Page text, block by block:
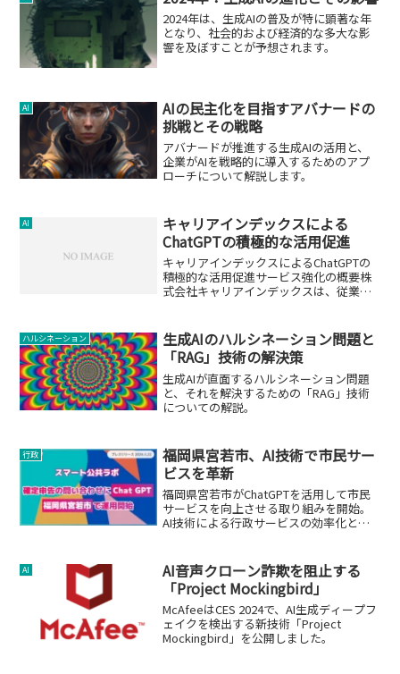
2024年は、生成AIの普及が特に顕著な年
となり、社会的および経済的な多大な影
響を及ぼすことが予想されます。
AI
AIの民主化を目指すアバナードの
挑戦とその戦略
アバナードが推進する生成AIの活用と、
企業がAIを戦略的に導入するためのアプ
ローチについて解説します。
AI
キャリアインデックスによる
ChatGPTの積極的な活用促進
キャリアインデックスによるChatGPTの
積極的な活用促進サービス強化の概要株
式会社キャリアインデックスは、従業員
その積極的な活用を促進すること...
ハルシネーション
生成AIのハルシネーション問題と
「RAG」技術の解決策
生成AIが直面するハルシネーション問題
と、それを解決するための「RAG」技術
についての解説。
行政
福岡県宮若市、AI技術で市民サー
ビスを革新
福岡県宮若市がChatGPTを活用して市民
サービスを向上させる取り組みを開始。
AI技術による行政サービスの効率化と品
AI
AI音声クローン詐欺を阻止する
「Project Mockingbird」
McAfeeはCES 2024で、AI生成ディープフ
ェイクを検出する新技術「Project
Mockingbird」を公開しました。